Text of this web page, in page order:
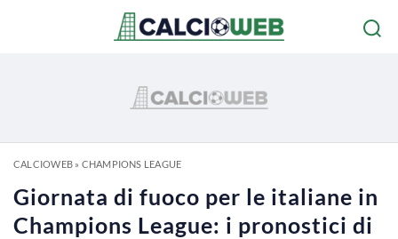
CALCIOWEB» CHAMPIONS LEAGUE
Giornata di fuoco per le italiane in
Champions League: i pronostici di